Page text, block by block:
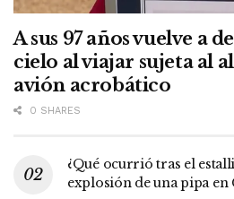
A sus 97 años vuelve a
cielo al viajar sujeta al
avión acrobático
0 SHARES
¿Qué ocurrió tras el
explosión de una pipa en